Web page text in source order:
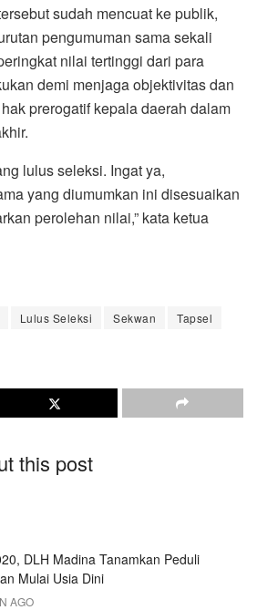
sudah mencuat ke publik,
pengumuman sama sekali
nilai tertinggi dari para
demi menjaga objektivitas dan
prerogatif kepala daerah dalam
lulus seleksi. Ingat ya,
yang diumumkan ini disesuaikan
perolehan nilai,” kata ketua
Lulus Seleksi Sekwan
Tapsel
this post
DLH Madina Tanamkan Peduli
Mulai Usia Dini
AGO